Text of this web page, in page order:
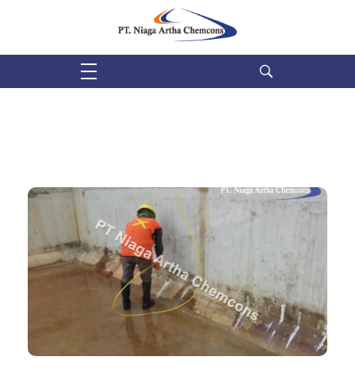
PT Niaga Artha Chemcons